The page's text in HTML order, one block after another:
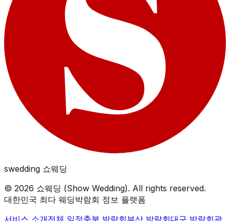
swedding 쇼웨딩
© 2026 쇼웨딩 (Show Wedding). All rights reserved.
대한민국 최다 웨딩박람회 정보 플랫폼